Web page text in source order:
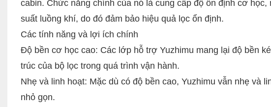
cabin. Chức năng chính của nó là cung cấp độ ổn định cơ
suất luồng khí, do đó đảm bảo hiệu quả lọc ổn định.
Các tính năng và lợi ích chính
Độ bền cơ học cao: Các lớp hỗ trợ Yuzhimu mang lại độ bền
trúc của bộ lọc trong quá trình vận hành.
Nhẹ và linh hoạt: Mặc dù có độ bền cao, Yuzhimu vẫn nhẹ và
nhỏ gọn.